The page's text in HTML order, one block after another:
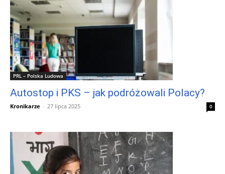
PRL – Polska Ludowa
Autostop i PKS – jak podróżowali Polacy?
Kronikarze - 27 lipca 2025 0